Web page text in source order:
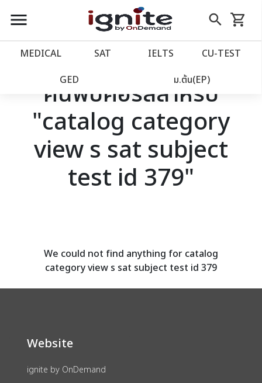
close
account_balance หน้าแรก
เว็บไซต์อิกไนท์
โปรโมชั่น
วางแผนการเรียน
เข้าสู่ระบบ
menu search
Skip
to
shopping_cart
รถเข็น
MEDICAL SAT IELTS CU‑TEST
GED ม.ต้น(EP)
ค้นพบคอร์สสำหรับ
"catalog category
view s sat subject
test id 379"
We could not find anything for catalog
category view s sat subject test id 379
Website
ignite by OnDemand